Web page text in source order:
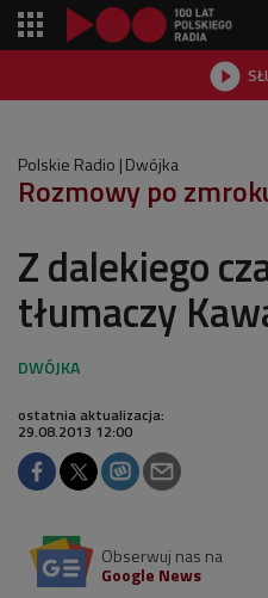

Polskie Radio Dwójka
Rozmowy po
Z dalekiego
tłumaczy
ostatnia aktualizacja:
29.08.2013 12:00
Obserwuj nas na
Google News